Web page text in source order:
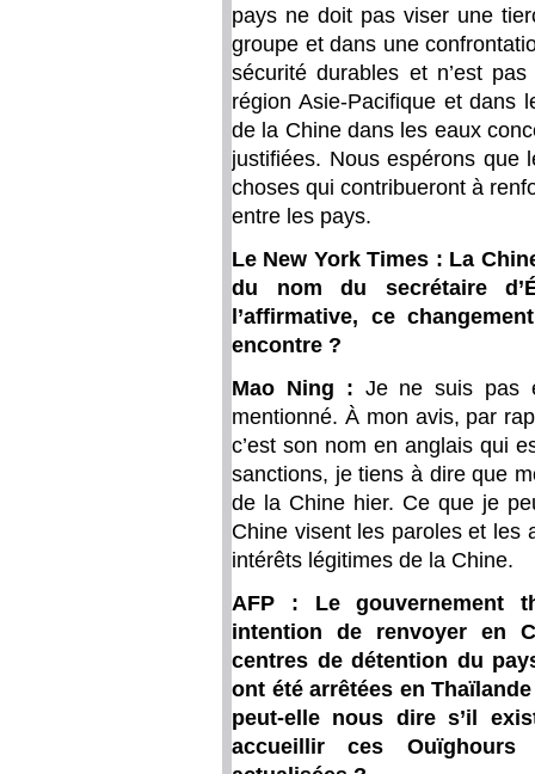
pays ne doit pas viser une
groupe et dans une
sécurité durables et n’est
région Asie-Pacifique et dans
de la Chine dans les eaux
justifiées. Nous espérons que
choses qui contribueront à
entre les pays.
Le New York Times : La
du nom du secrétaire
l’affirmative, ce
encontre ?
Mao Ning : Je ne suis pas
mentionné. À mon avis, par
c’est son nom en anglais qui
sanctions, je tiens à dire que
de la Chine hier. Ce que je
Chine visent les paroles et les
intérêts légitimes de la Chine.
AFP : Le gouvernement
intention de renvoyer en
centres de détention du
ont été arrêtées en
peut-elle nous dire s’il
accueillir ces